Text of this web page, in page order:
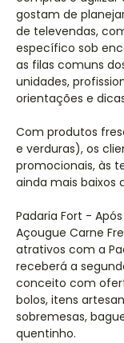
gostam de
de televendas,
específico sob
as filas comuns
unidades,
orientações e
Com produtos
e verduras), os
promocionais, às
ainda mais baixos
Padaria Fort -
Açougue Carne
atrativos com a
receberá a
conceito com
bolos, itens
sobremesas,
quentinho.